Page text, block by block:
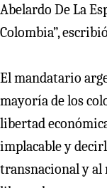
Abelardo De La
Colombia”,
El mandatario
mayoría de los
libertad
implacable y
transnacional y al